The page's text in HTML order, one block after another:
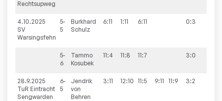
Rechtsupweg
4.10.2025
SV
Warsingsfehn
5-
5
Burkhard
Schulz
6:11 1:11 6:11 0:3
5-
6
Tammo
Kosubek
11:4 11:8 11:7 3:0
28.9.2025
TuR Eintracht
Sengwarden
6-
5
Jendrik
von
Behren
3:11 12:10 11:5 9:11 11:9 3:2